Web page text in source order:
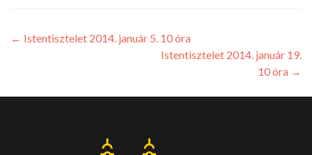
← Istentisztelet 2014. január 5. 10 óra
Istentisztelet 2014. január 19.
10 óra →